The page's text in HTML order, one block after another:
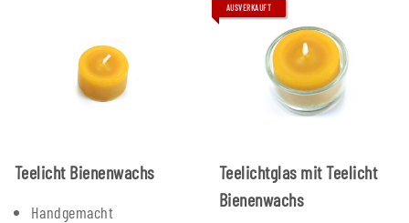
Teelicht Bienenwachs
Handgemacht
AUSVERKAUFT
Teelichtglas mit Teelicht
Bienenwachs